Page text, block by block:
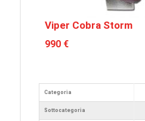
Viper Cobra Storm
990 €
Categoria
Sottocategoria